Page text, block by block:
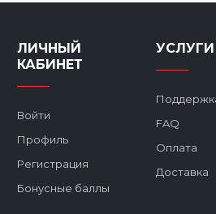
ЛИЧНЫЙ
КАБИНЕТ
Войти
Профиль
Регистрация
Бонусные баллы
УСЛУГИ
FAQ
Оплата
Доставка